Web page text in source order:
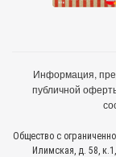
Информация,
публичной
Общество с
Илимская, д. 58,